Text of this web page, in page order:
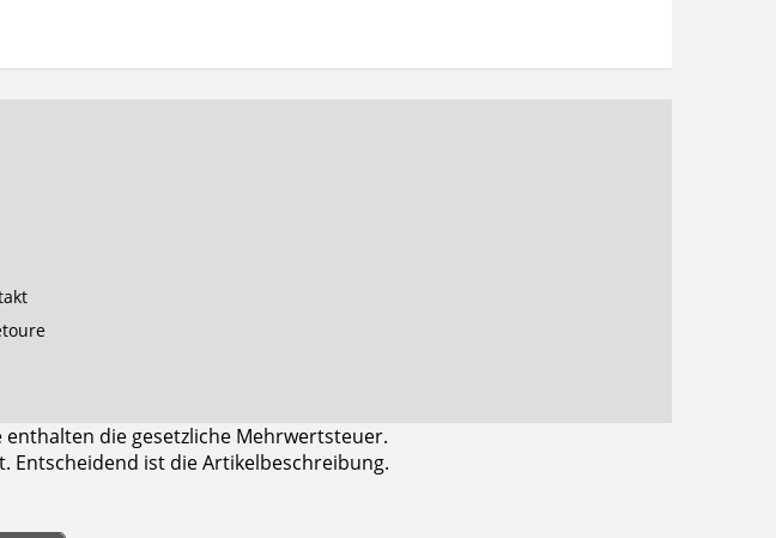
enthalten die gesetzliche Mehrwertsteuer.
ist die Artikelbeschreibung.